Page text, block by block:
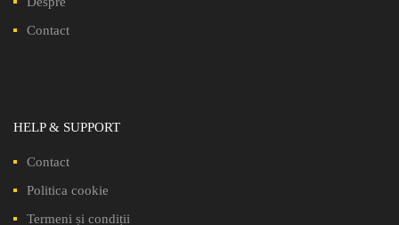
Contact
HELP & SUPPORT
Contact
Politica cookie
Termeni și condiții